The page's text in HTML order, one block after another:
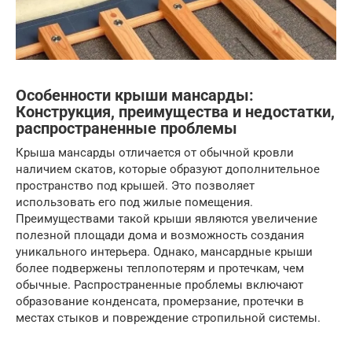
Особенности крыши мансарды:
Конструкция, преимущества и недостатки,
распространенные проблемы
Крыша мансарды отличается от обычной кровли
наличием скатов, которые образуют дополнительное
пространство под крышей. Это позволяет
использовать его под жилые помещения.
Преимуществами такой крыши являются увеличение
полезной площади дома и возможность создания
уникального интерьера. Однако, мансардные крыши
более подвержены теплопотерям и протечкам, чем
обычные. Распространенные проблемы включают
образование конденсата, промерзание, протечки в
местах стыков и повреждение стропильной системы.